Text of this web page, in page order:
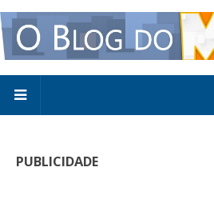
PUBLICIDADE